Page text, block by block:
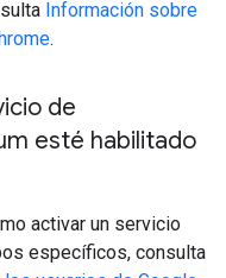
Información sobre
.
de
esté habilitado
activar un servicio
específicos, consulta